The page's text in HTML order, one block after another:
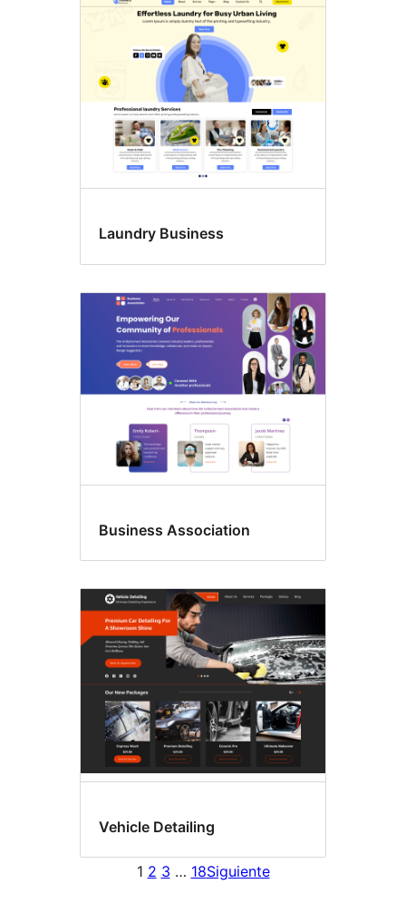
Laundry Business
Business Association
Vehicle Detailing
1 2 3 … 18Siguiente